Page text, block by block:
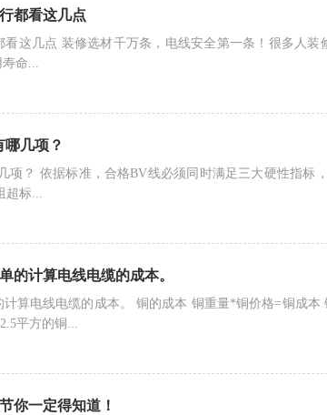
都看这几点
这几点 装修选材千万条，电线安全第一条！很多人
命...
哪几项？
项？ 依据标准，合格BV线必须同时满足三大硬性指标
超标...
的计算电线电缆的成本。
算电线电缆的成本。 铜的成本 铜重量*铜价格=铜成
平方的铜...
你一定得知道！